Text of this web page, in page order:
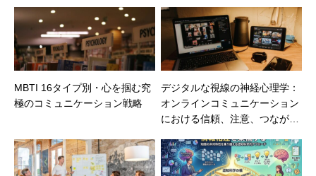
MBTI 16タイプ別・心を掴む究
極のコミュニケーション戦略
デジタルな視線の神経心理学：
オンラインコミュニケーション
における信頼、注意、つながり